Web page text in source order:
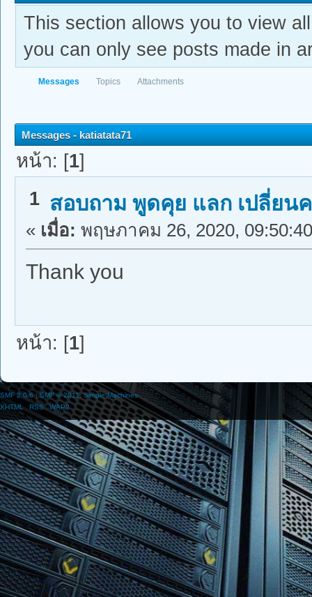
This section allows you to view
you can only see posts made in
Messages Topics Attachments
Messages - katiatata71
หน้า: [1]
1 สอบถาม พูดคุย แลก เปลี่ยน
« เมื่อ: พฤษภาคม 26, 2020,
Thank you
หน้า: [1]
SMF 2.0.6|SMF © 2011,Simple Machines
XHTML
RSS WAP2